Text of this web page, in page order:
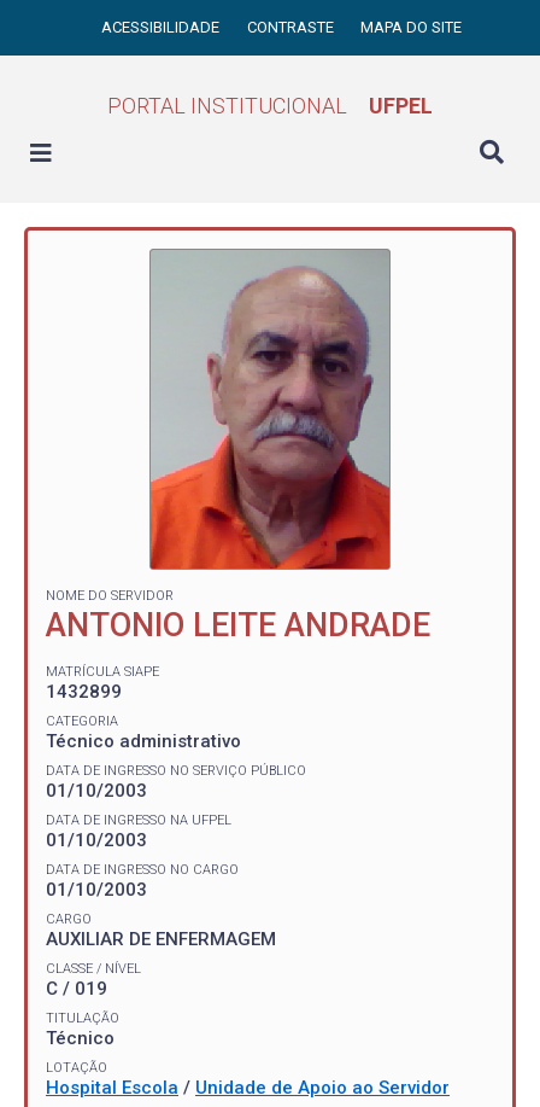
ACESSIBILIDADE CONTRASTE MAPA DO SITE
PORTAL INSTITUCIONAL UFPEL
NOME DO SERVIDOR
ANTONIO LEITE ANDRADE
MATRÍCULA SIAPE
1432899
CATEGORIA
Técnico administrativo
DATA DE INGRESSO NO SERVIÇO PÚBLICO
01/10/2003
DATA DE INGRESSO NA UFPEL
01/10/2003
DATA DE INGRESSO NO CARGO
01/10/2003
CARGO
AUXILIAR DE ENFERMAGEM
CLASSE / NÍVEL
C / 019
TITULAÇÃO
Técnico
LOTAÇÃO
Hospital Escola / Unidade de Apoio ao Servidor